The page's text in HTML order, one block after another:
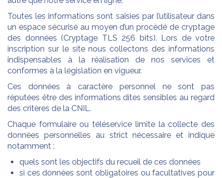
Toutes les informations sont saisies par l’utilisateur dans
un espace sécurisé au moyen d’un procédé de cryptage
des données (Cryptage TLS 256 bits). Lors de votre
inscription sur le site nous collectons des informations
indispensables à la réalisation de nos services et
conformes à la législation en vigueur.
Ces données à caractère personnel ne sont pas
réputées être des informations dites sensibles au regard
des critères de la CNIL.
Chaque formulaire ou téléservice limite la collecte des
données personnelles au strict nécessaire et indique
notamment :
quels sont les objectifs du recueil de ces données
si ces données sont obligatoires ou facultatives pour